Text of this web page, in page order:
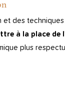
des
à la place de
plus